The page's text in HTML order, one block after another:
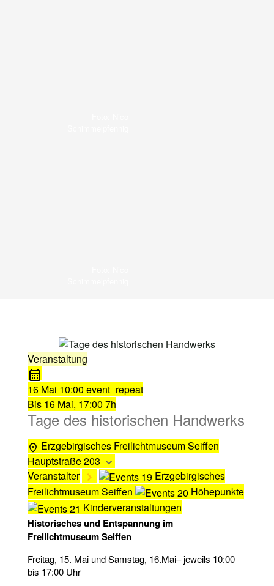
Veranstaltung
16 Mai 10:00 event_repeat
Bis 16 Mai, 17:00 7h
Tage des historischen Handwerks
Erzgebirgisches Freilichtmuseum Seiffen
Hauptstraße 203
Veranstalter
Erzgebirgisches
Freilichtmuseum Seiffen
Höhepunkte
Kinderveranstaltungen
Historisches und Entspannung im
Freilichtmuseum Seiffen
Freitag, 15. Mai und Samstag, 16.Mai– jeweils 10:00
bis 17:00 Uhr